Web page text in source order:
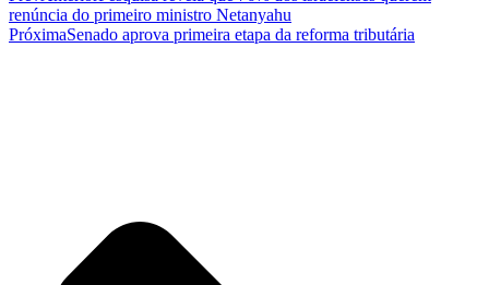
renúncia do primeiro ministro Netanyahu
PróximaSenado aprova primeira etapa da reforma tributária